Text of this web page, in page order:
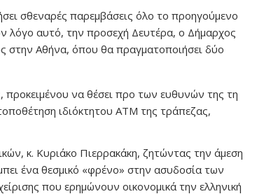
σθεναρές παρεμβάσεις όλο το προηγούμενο
λόγο αυτό, την προσεχή Δευτέρα, ο Δήμαρχος
στην Αθήνα, όπου θα πραγματοποιήσει δύο
να θέσει προ των ευθυνών της τη
ιδιόκτητου ΑΤΜ της τράπεζας,
κ. Κυριάκο Πιερρακάκη, ζητώντας την άμεση
ένα θεσμικό «φρένο» στην ασυδοσία των
που ερημώνουν οικονομικά την ελληνική